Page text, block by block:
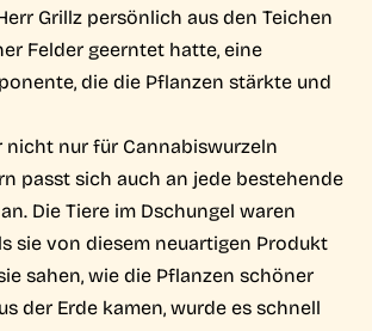
Grillz persönlich aus den Teichen
Felder geerntet hatte, eine
die die Pflanzen stärkte und
nicht nur für Cannabiswurzeln
passt sich auch an jede bestehende
Die Tiere im Dschungel waren
sie von diesem neuartigen Produkt
sahen, wie die Pflanzen schöner
der Erde kamen, wurde es schnell